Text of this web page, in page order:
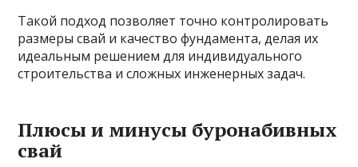
Такой подход позволяет точно контролировать
размеры свай и качество фундамента, делая их
идеальным решением для индивидуального
строительства и сложных инженерных задач.
Плюсы и минусы буронабивных
свай